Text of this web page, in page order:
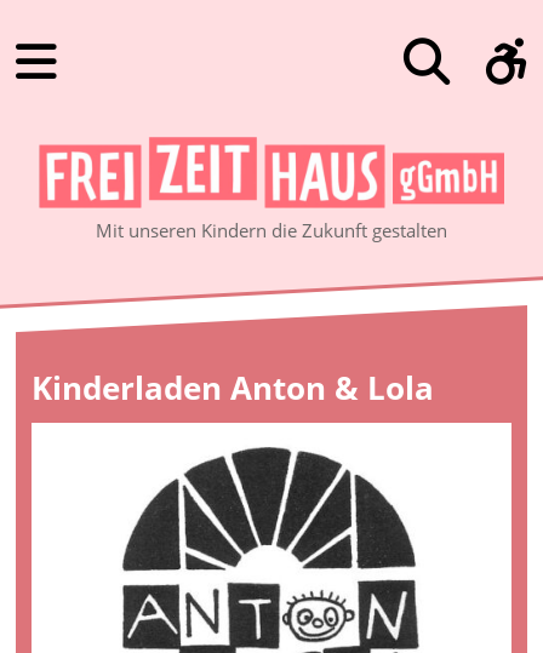
Mit unseren Kindern die Zukunft gestalten
Kinderladen Anton & Lola